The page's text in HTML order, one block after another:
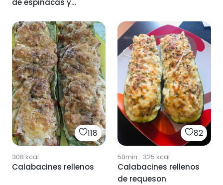
118
308 kcal
Calabacines rellenos
82
50min · 325 kcal
Calabacines rellenos
de requeson